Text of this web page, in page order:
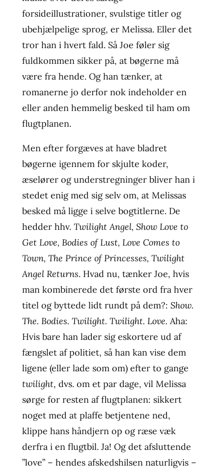
forsideillustrationer, svulstige titler og
ubehjælpelige sprog, er Melissa. Eller det
tror han i hvert fald. Så Joe føler sig
fuldkommen sikker på, at bøgerne må
være fra hende. Og han tænker, at
romanerne jo derfor nok indeholder en
eller anden hemmelig besked til ham om
flugtplanen.
Men efter forgæves at have bladret
bøgerne igennem for skjulte koder,
æselører og understregninger bliver han i
stedet enig med sig selv om, at Melissas
besked må ligge i selve bogtitlerne. De
hedder hhv. Twilight Angel, Show Love to
Get Love, Bodies of Lust, Love Comes to
Town, The Prince of Princesses, Twilight
Angel Returns. Hvad nu, tænker Joe, hvis
man kombinerede det første ord fra hver
titel og byttede lidt rundt på dem?: Show.
The. Bodies. Twilight. Twilight. Love. Aha:
Hvis bare han lader sig eskortere ud af
fængslet af politiet, så han kan vise dem
ligene (eller lade som om) efter to gange
twilight, dvs. om et par dage, vil Melissa
sørge for resten af flugtplanen: sikkert
noget med at plaffe betjentene ned,
klippe hans håndjern op og ræse væk
derfra i en flugtbil. Ja! Og det afsluttende
”love” – hendes afskedshilsen naturligvis –